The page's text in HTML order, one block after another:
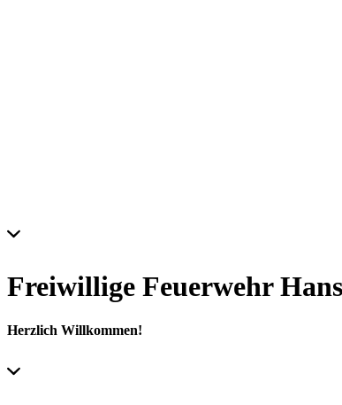
Freiwillige Feuerwehr
Herzlich Willkommen!